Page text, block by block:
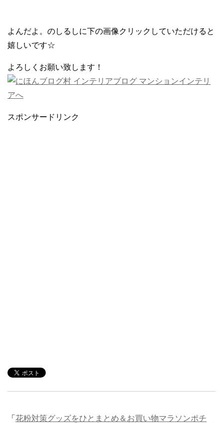
よんだよ。のしるしに下の画像クリックしていただけると
嬉しいです☆
よろしくお願い致します！
スポンサードリンク
「 花粉対策グッズをひとまとめ＆お買い物マラソンポチ